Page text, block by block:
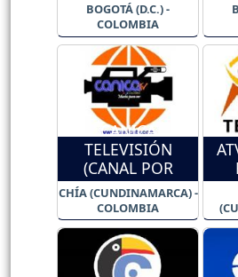
BOGOTÁ (D.C.) -
COLOMBIA
CANICA
TELEVISIÓN
(CANAL POR
STREAMING)
CHÍA (CUNDINAMARCA) -
COLOMBIA